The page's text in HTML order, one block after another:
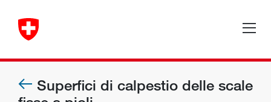
Superfici di calpestio delle scale